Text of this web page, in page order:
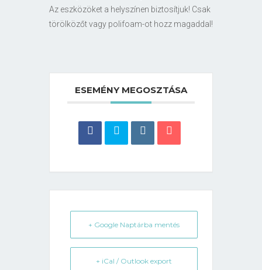
Az eszközöket a helyszínen biztosítjuk! Csak
törölközőt vagy polifoam-ot hozz magaddal!
ESEMÉNY MEGOSZTÁSA
+ Google Naptárba mentés
+ iCal / Outlook export